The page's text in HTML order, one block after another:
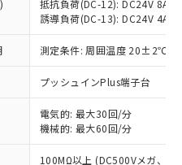
抵抗負荷(DC-12): DC24V 8A/
誘導負荷(DC-13): DC24V 4A/
測定条件: 周囲温度 20±2℃、
プッシュインPlus端子台
電気的: 最大30回/分
機械的: 最大60回/分
100MΩ以上 (DC500Vメガ、点
さい。
準価格照会結果は、
日時点での社内デー
れるものであり、閲
実際の在庫および標
場合があることをご
よび標準価格はお客
たはお客様担当のオ
があります。
1000ppm以下、 カド
下、ポリ臭化ビフェニル
臭化ジフェニルエーテル類
酸ビス(2-エチルヘキシ
以下、フタル酸ブチ
当社販売部門へお問
T26572)：
: 1000ppm、 Cd(カドミウ
リ臭化ジフェニルエーテ
、 DIBP(フタル酸ジ
フタル酸ブチルベンジ
社製品のうち、外国
易法に定める商品
等」という）を輸出
供する場合は、日本
(または役務取引許
の必要な手続きを
破棄する場合は、完
、違法に輸出されな
を講じます。
在庫あり
たないが在庫あり